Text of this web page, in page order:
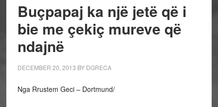
Buçpapaj ka një jetë që i
bie me çekiç mureve që
ndajnë
DECEMBER 20, 2013 BY DGRECA
Nga Rrustem Geci – Dortmund/